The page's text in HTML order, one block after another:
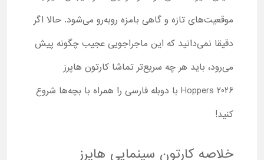
موقعیت‌های تازه و گاهی بامزه روبه‌رو می‌شود. حالا اگر
دقیقا نمی‌دانید که این ماجراجویی عجیب چگونه پیش
می‌رود، باید هر چه سریع‌تر تماشا کارتون هاپرز
Hoppers 2026 با دوبله فارسی را همراه با بچه‌ها شروع
کنید!
خلاصه کارتون سینمایی هاپرز